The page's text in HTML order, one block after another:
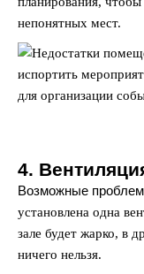
непонятных мест.
4.
Возможные
установлена одна
зале будет жарко, в
ничего нельзя.